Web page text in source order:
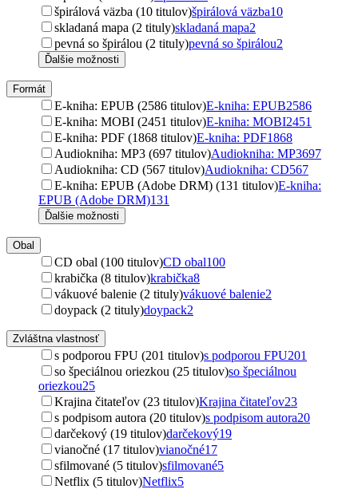
špirálová väzba (10 titulov)špirálová väzba10
skladaná mapa (2 tituly)skladaná mapa2
pevná so špirálou (2 tituly)pevná so špirálou2
Ďalšie možnosti
Formát
E-kniha: EPUB (2586 titulov)E-kniha: EPUB2586
E-kniha: MOBI (2451 titulov)E-kniha: MOBI2451
E-kniha: PDF (1868 titulov)E-kniha: PDF1868
Audiokniha: MP3 (697 titulov)Audiokniha: MP3697
Audiokniha: CD (567 titulov)Audiokniha: CD567
E-kniha: EPUB (Adobe DRM) (131 titulov)E-kniha:
EPUB (Adobe DRM)131
Ďalšie možnosti
Obal
CD obal (100 titulov)CD obal100
krabička (8 titulov)krabička8
vákuové balenie (2 tituly)vákuové balenie2
doypack (2 tituly)doypack2
Zvláštna vlastnosť
s podporou FPU (201 titulov)s podporou FPU201
so špeciálnou oriezkou (25 titulov)so špeciálnou
oriezkou25
Krajina čitateľov (23 titulov)Krajina čitateľov23
s podpisom autora (20 titulov)s podpisom autora20
darčekový (19 titulov)darčekový19
vianočné (17 titulov)vianočné17
sfilmované (5 titulov)sfilmované5
Netflix (5 titulov)Netflix5